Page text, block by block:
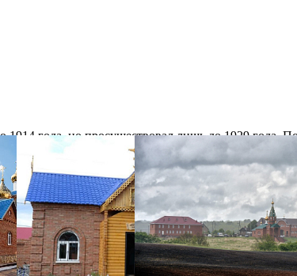
года, но просуществовал лишь до 1929 года.
Преображения Господня, архиепископ